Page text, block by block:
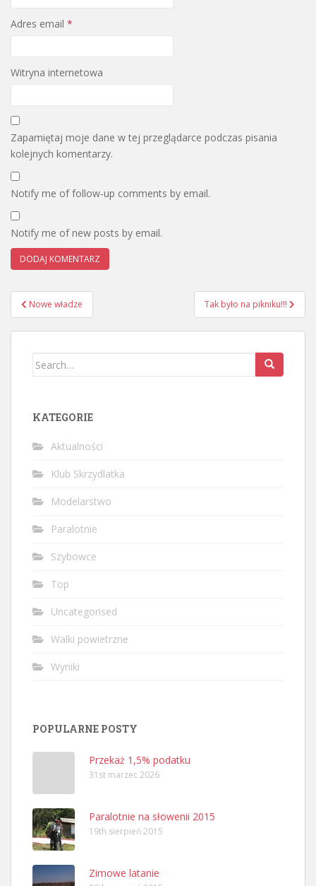
Adres email *
Witryna internetowa
Zapamiętaj moje dane w tej przeglądarce podczas pisania
kolejnych komentarzy.
Notify me of follow-up comments by email.
Notify me of new posts by email.
Nawigacja
wpisu
Nowe władze Tak było na pikniku!!!
Search
KATEGORIE
Aktualności
Klub Skrzydlatka
Modelarstwo
Paralotnie
Szybowce
Top
Uncategorised
Walki powietrzne
Wyniki
POPULARNE POSTY
Przekaż 1,5% podatku
31st marzec 2026
Paralotnie na słowenii 2015
19th sierpień 2015
Zimowe latanie